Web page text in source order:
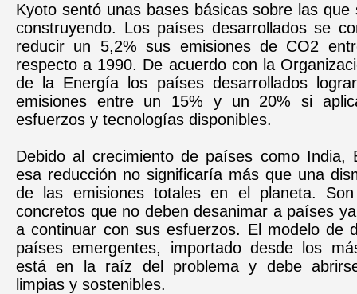
Kyoto sentó unas bases básicas sobre las que
construyendo. Los países desarrollados se
reducir un 5,2% sus emisiones de CO2
respecto a 1990. De acuerdo con la
de la Energía los países desarrollados
emisiones entre un 15% y un 20% si
esfuerzos y tecnologías disponibles.
Debido al crecimiento de países como India,
esa reducción no significaría más que una
de las emisiones totales en el planeta.
concretos que no deben desanimar a países
a continuar con sus esfuerzos. El modelo de
países emergentes, importado desde los
está en la raíz del problema y debe
limpias y sostenibles.